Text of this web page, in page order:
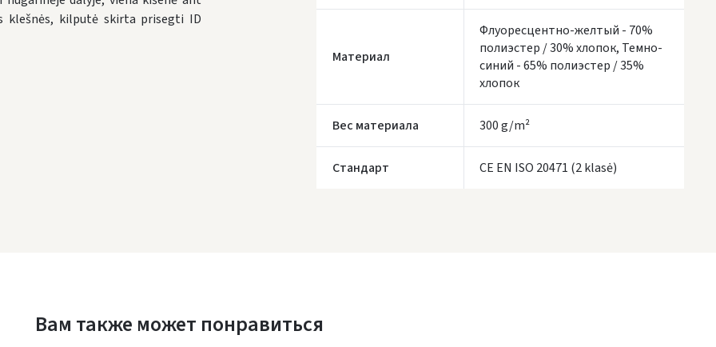
НЕДОСТАТОК БЕСПЛАТНОЙ ДОСТАВКИ:80 €
* Сроки доставки являются ориентировочными и могут зависеть от
доступности курьерской службы.
klešnės, kilputė skirta prisegti ID
Материал
Флуоресцентно-желтый - 70%
полиэстер / 30% хлопок, Темно-
синий - 65% полиэстер / 35%
хлопок
Вес материала 300 g/m²
Стандарт CE EN ISO 20471 (2 klasė)
Вам также может понравиться